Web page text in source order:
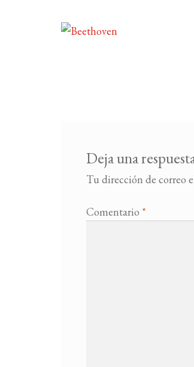
Deja una
Tu dirección de correo
Comentario *